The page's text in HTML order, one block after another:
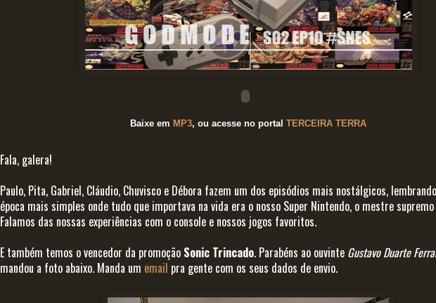
Baixe em MP3, ou acesse no portal TERCEIRA TERRA
Fala, galera!
Paulo, Pita, Gabriel, Cláudio, Chuvisco e Débora fazem um dos episódios mais nostálgicos,
época mais simples onde tudo que importava na vida era o nosso Super Nintendo, o mestre
Falamos das nossas experiências com o console e nossos jogos favoritos.
E também temos o vencedor da promoção Sonic Trincado. Parabéns ao ouvinte Gustavo Duarte
mandou a foto abaixo. Manda um email pra gente com os seus dados de envio.